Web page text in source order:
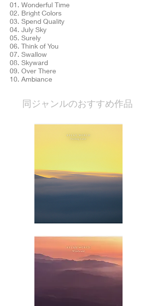
01. Wonderful Time
02. Bright Colors
03. Spend Quality
04. July Sky
05. Surely
06. Think of You
07. Swallow
08. Skyward
09. Over There
10. Ambiance
​同ジャンルのおすすめ作品